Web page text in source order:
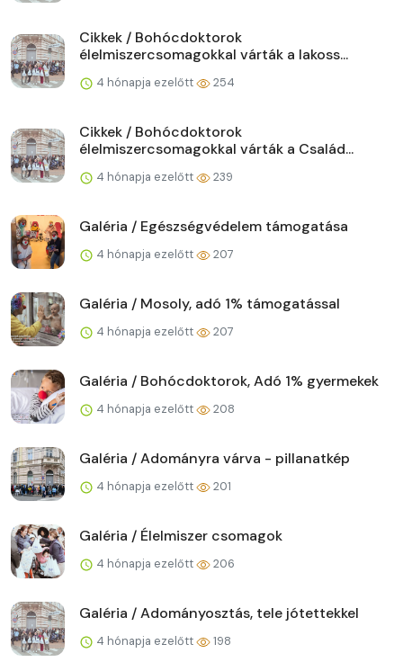
Cikkek / Bohócdoktorok
élelmiszercsomagokkal várták a lakoss...
4 hónapja ezelőtt 254
Cikkek / Bohócdoktorok
élelmiszercsomagokkal várták a Család...
4 hónapja ezelőtt 239
Galéria / Egészségvédelem támogatása
4 hónapja ezelőtt 207
Galéria / Mosoly, adó 1% támogatással
4 hónapja ezelőtt 207
Galéria / Bohócdoktorok, Adó 1% gyermekek
4 hónapja ezelőtt 208
Galéria / Adományra várva - pillanatkép
4 hónapja ezelőtt 201
Galéria / Élelmiszer csomagok
4 hónapja ezelőtt 206
Galéria / Adományosztás, tele jótettekkel
4 hónapja ezelőtt 198